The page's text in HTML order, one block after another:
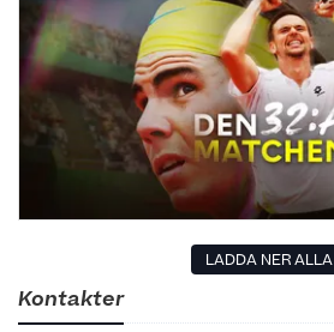
LADDA NER ALLA
Kontakter